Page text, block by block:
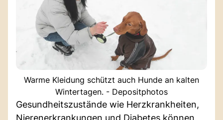
Warme Kleidung schützt auch Hunde an kalten
Wintertagen. - Depositphotos
Gesundheitszustände wie Herzkrankheiten,
Nierenerkrankungen und Diabetes können